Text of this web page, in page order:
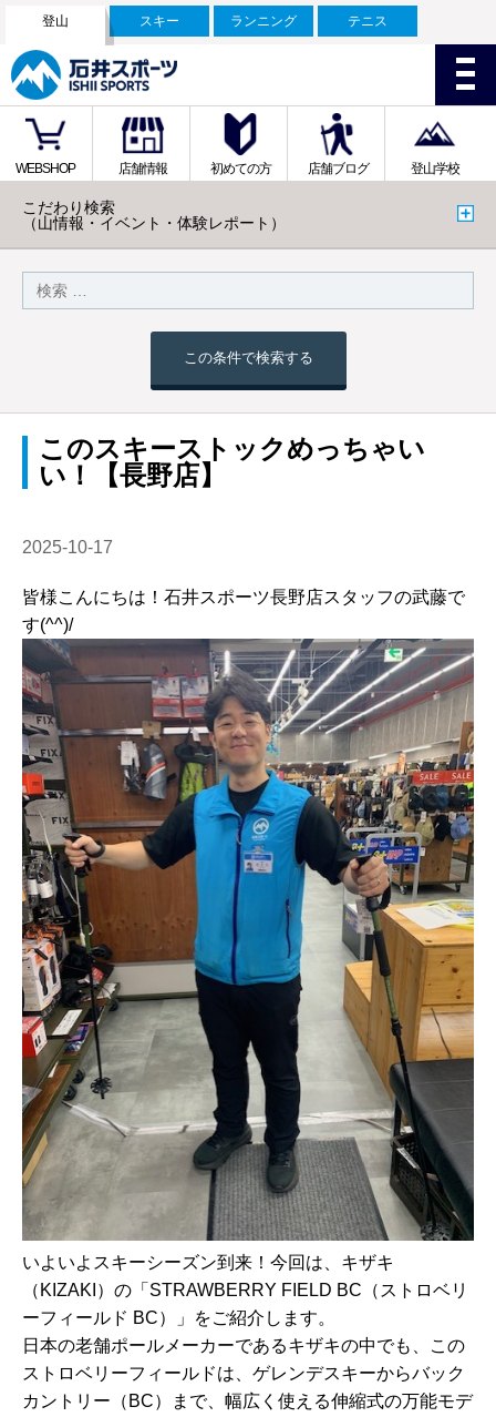
登山 スキー ランニング テニス
WEBSHOP 店舗情報 初めての方 店舗ブログ 登山学校
こだわり検索
（山情報・イベント・体験レポート）
この条件で検索する
このスキーストックめっちゃい
い！【長野店】
2025-10-17
皆様こんにちは！石井スポーツ長野店スタッフの武藤で
す(^^)/
いよいよスキーシーズン到来！今回は、キザキ
（KIZAKI） の 「STRAWBERRY FIELD BC（ストロベリ
ーフィールド BC）」をご紹介します。
日本の老舗ポールメーカーであるキザキの中でも、この
ストロベリーフィールドは、ゲレンデスキーからバック
カントリー（BC）まで、幅広く使える伸縮式の万能モデ